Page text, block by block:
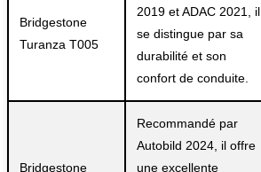
Bridgestone
Turanza T005
2019 et ADAC 2021, il
se distingue par sa
durabilité et son
confort de conduite.
Bridgestone
Recommandé par
Autobild 2024, il offre
une excellente